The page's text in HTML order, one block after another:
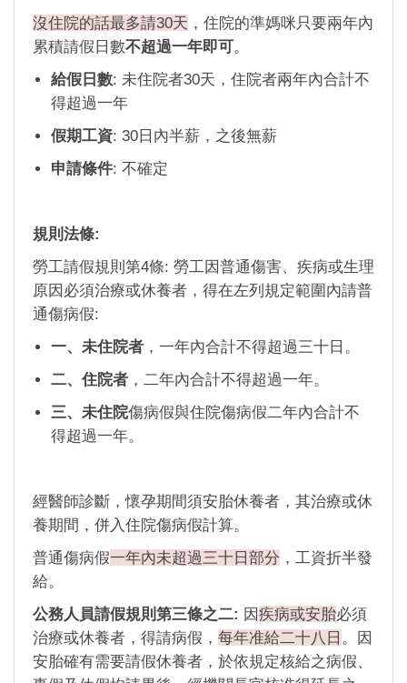
沒住院的話最多請30天 ，住院的準媽咪只要兩年內
累積請假日數不超過一年即可。
給假日數: 未住院者30天，住院者兩年內合計不
得超過一年
假期工資: 30日內半薪，之後無薪
申請條件: 不確定
規則法條:
勞工請假規則第4條: 勞工因普通傷害、疾病或生理
原因必須治療或休養者，得在左列規定範圍內請普
通傷病假:
一、未住院者 ，一年內合計不得超過三十日。
二、住院者 ，二年內合計不得超過一年。
三、未住院傷病假與住院傷病假二年內合計不
得超過一年。
經醫師診斷，懷孕期間須安胎休養者，其治療或休
養期間，併入住院傷病假計算。
普通傷病假一年內未超過三十日部分 ，工資折半發
給。
公務人員請假規則第三條之二: 因疾病或安胎必須
治療或休養者，得請病假， 每年准給二十八日 。因
安胎確有需要請假休養者，於依規定核給之病假、